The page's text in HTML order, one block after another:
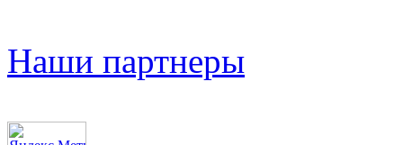
Наши партнеры